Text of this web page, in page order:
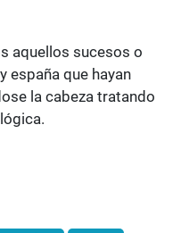
aquellos sucesos o
españa que hayan
la cabeza tratando